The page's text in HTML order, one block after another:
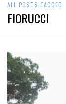
ALL POSTS TAGGED
FIORUCCI